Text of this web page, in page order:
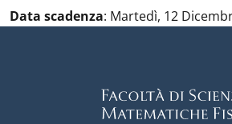
Data scadenza: Martedì, 12